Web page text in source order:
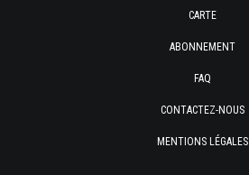
CARTE
ABONNEMENT
FAQ
CONTACTEZ-NOUS
MENTIONS LÉGALES